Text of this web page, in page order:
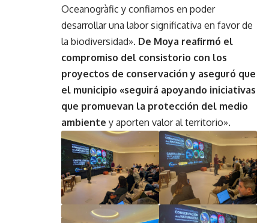
Oceanogràfic y confiamos en poder
desarrollar una labor significativa en favor de
la biodiversidad». De Moya reafirmó el
compromiso del consistorio con los
proyectos de conservación y aseguró que
el municipio «seguirá apoyando iniciativas
que promuevan la protección del medio
ambiente y aporten valor al territorio».